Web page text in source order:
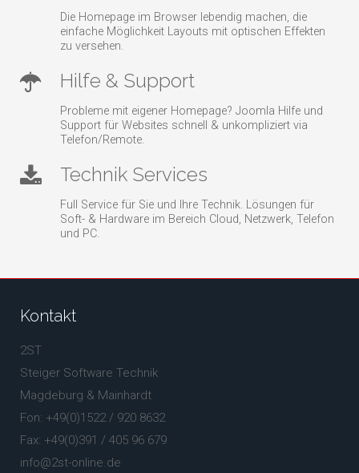
Die Homepage im Browser lebendig machen, die
einfache Möglichkeit Layouts mit optischen Effekten
zu versehen.
Hilfe & Support
Probleme mit eigener Homepage? Joomla Hilfe und
Support für Websites schnell & unkompliziert via
Telefon/Remote.
Technik Services
Full Service für Sie und Ihre Technik. Lösungen für
Soft- & Hardware im Bereich Cloud, Netzwerk, Telefon
und PC.
Kontakt
2ST
Steiger Software Technik
Magdeburg & Mainhardt
Fon: +49(0)1522 / 920 8632
Fax: +49(0)391 / 405 96 679
info@2st-online.de